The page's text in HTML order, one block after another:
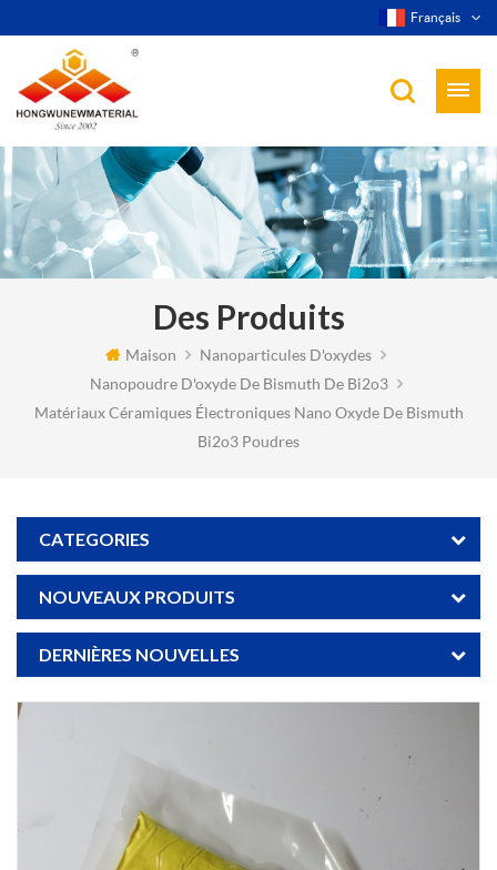
Français
Des Produits
Maison
Nanoparticules D'oxydes
Nanopoudre D'oxyde De Bismuth De Bi2o3
Matériaux Céramiques Électroniques Nano Oxyde De Bismuth
Bi2o3 Poudres
CATEGORIES
NOUVEAUX PRODUITS
DERNIÈRES NOUVELLES